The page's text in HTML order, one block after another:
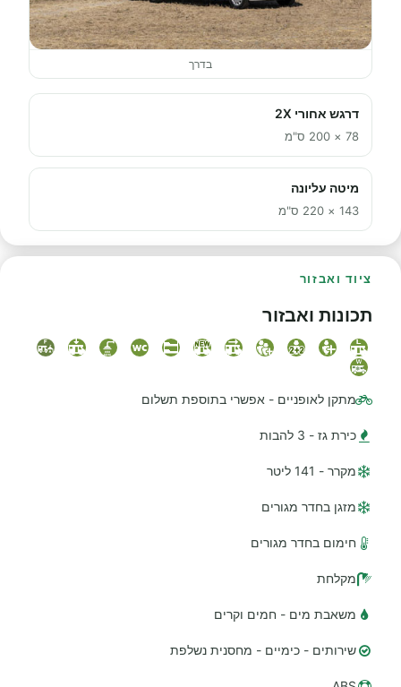
בדרך
דרגש אחורי 2X
78 × 200 ס"מ
מיטה עליונה
143 × 220 ס"מ
ציוד ואבזור
תכונות ואבזור
מתקן לאופניים - אפשרי בתוספת תשלום
כירת גז - 3 להבות
מקרר - 141 ליטר
מזגן בחדר מגורים
חימום בחדר מגורים
מקלחת
משאבת מים - חמים וקרים
שירותים - כימיים - מחסנית נשלפת